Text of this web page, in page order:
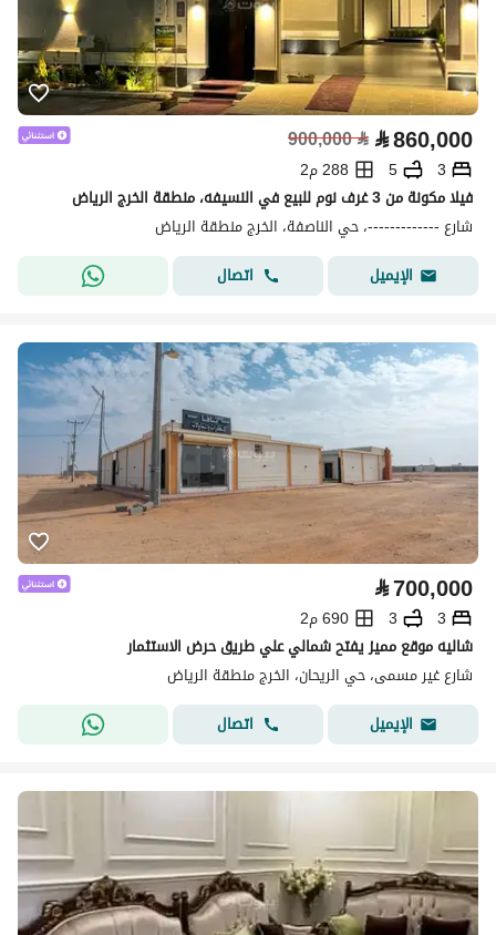
⃁860,000
⃁
900,000
3
5
288 م2
فيلا مكونة من 3 غرف نوم للبيع في النسيفه، منطقة الخرج الرياض
شارع -------------، حي الناصفة، الخرج منطقة الرياض
الإيميل
اتصال
⃁700,000
3
3
690 م2
شاليه موقع مميز يفتح شمالي علي طريق حرض الاستثمار
شارع غير مسمى، حي الريحان، الخرج منطقة الرياض
الإيميل
اتصال